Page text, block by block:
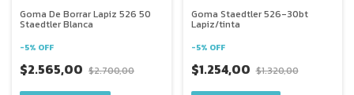
Goma De Borrar Lapiz 526 50
Staedtler Blanca
-5% OFF
$2.565,00 $2.700,00
Goma Staedtler 526-30bt
Lapiz/tinta
-5% OFF
$1.254,00 $1.320,00